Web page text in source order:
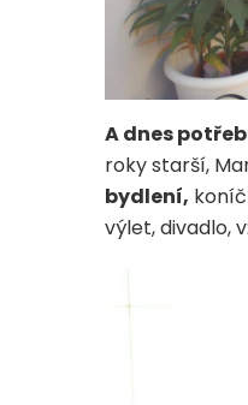
A dnes
roky starší,
bydlení,
výlet, divadlo,